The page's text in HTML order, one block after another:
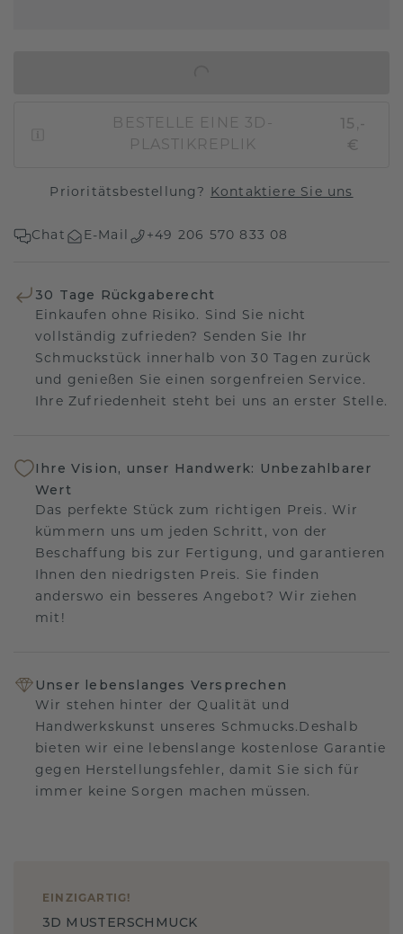
BESTELLE EINE 3D-
PLASTIKREPLIK
15,-
€
Prioritätsbestellung? Kontaktiere Sie uns
Chat E-Mail +49 206 570 833 08
30 Tage Rückgaberecht
Einkaufen ohne Risiko. Sind Sie nicht
vollständig zufrieden? Senden Sie Ihr
Schmuckstück innerhalb von 30 Tagen zurück
und genießen Sie einen sorgenfreien Service.
Ihre Zufriedenheit steht bei uns an erster Stelle.
Ihre Vision, unser Handwerk: Unbezahlbarer
Wert
Das perfekte Stück zum richtigen Preis. Wir
kümmern uns um jeden Schritt, von der
Beschaffung bis zur Fertigung, und garantieren
Ihnen den niedrigsten Preis. Sie finden
anderswo ein besseres Angebot? Wir ziehen
mit!
Unser lebenslanges Versprechen
Wir stehen hinter der Qualität und
Handwerkskunst unseres Schmucks.Deshalb
bieten wir eine lebenslange kostenlose Garantie
gegen Herstellungsfehler, damit Sie sich für
immer keine Sorgen machen müssen.
EINZIGARTIG !
3D MUSTERSCHMUCK